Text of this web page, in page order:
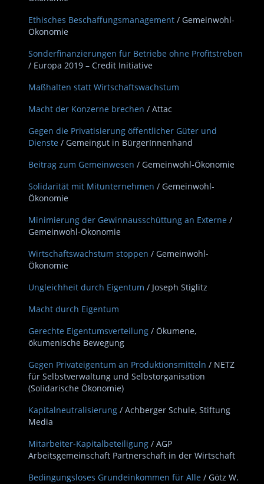
Ethisches Beschaffungsmanagement / Gemeinwohl-
Ökonomie
Sonderfinanzierungen für Betriebe ohne Profitstreben
/ Europa 2019 – Credit Initiative
Maßhalten statt Wirtschaftswachstum
Macht der Konzerne brechen / Attac
Gegen die Privatisierung öffentlicher Güter und
Dienste / Gemeingut in BürgerInnenhand
Beitrag zum Gemeinwesen / Gemeinwohl-Ökonomie
Solidarität mit Mitunternehmen / Gemeinwohl-
Ökonomie
Minimierung der Gewinnausschüttung an Externe /
Gemeinwohl-Ökonomie
Wirtschaftswachstum stoppen / Gemeinwohl-
Ökonomie
Ungleichheit durch Eigentum / Joseph Stiglitz
Macht durch Eigentum
Gerechte Eigentumsverteilung / Ökumene,
ökumenische Bewegung
Gegen Privateigentum an Produktionsmitteln / NETZ
für Selbstverwaltung und Selbstorganisation
(Solidarische Ökonomie)
Kapitalneutralisierung / Achberger Schule, Stiftung
Media
Mitarbeiter-Kapitalbeteiligung / AGP
Arbeitsgemeinschaft Partnerschaft in der Wirtschaft
Bedingungsloses Grundeinkommen für Alle / Götz W.